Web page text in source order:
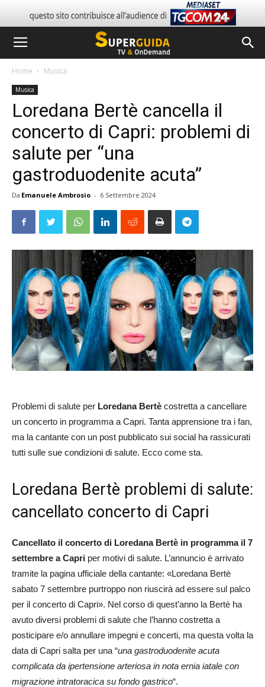
Home Musica
Musica
Loredana Bertè cancella il
concerto di Capri: problemi di
salute per “una
gastroduodenite acuta”
Da Emanuele Ambrosio - 6 Settembre 2024
Problemi di salute per Loredana Bertè costretta a cancellare
un concerto in programma a Capri. Tanta apprensione tra i fan,
ma la cantante con un post pubblicato sui social ha rassicurati
tutti sulle sue condizioni di salute. Ecco come sta.
Loredana Bertè problemi di salute:
cancellato concerto di Capri
Cancellato il concerto di Loredana Bertè in programma il 7
settembre a Capri per motivi di salute. L’annuncio è arrivato
tramite la pagina ufficiale della cantante: «Loredana Bertè
sabato 7 settembre purtroppo non riuscirà ad essere sul palco
per il concerto di Capri». Nel corso di quest’anno la Bertè ha
avuto diversi problemi di salute che l’hanno costretta a
posticipare e/o annullare impegni e concerti, ma questa volta la
data di Capri salta per una “una gastroduodenite acuta
complicata da ipertensione arteriosa in nota ernia iatale con
migrazione intratoracica su fondo gastrico“.